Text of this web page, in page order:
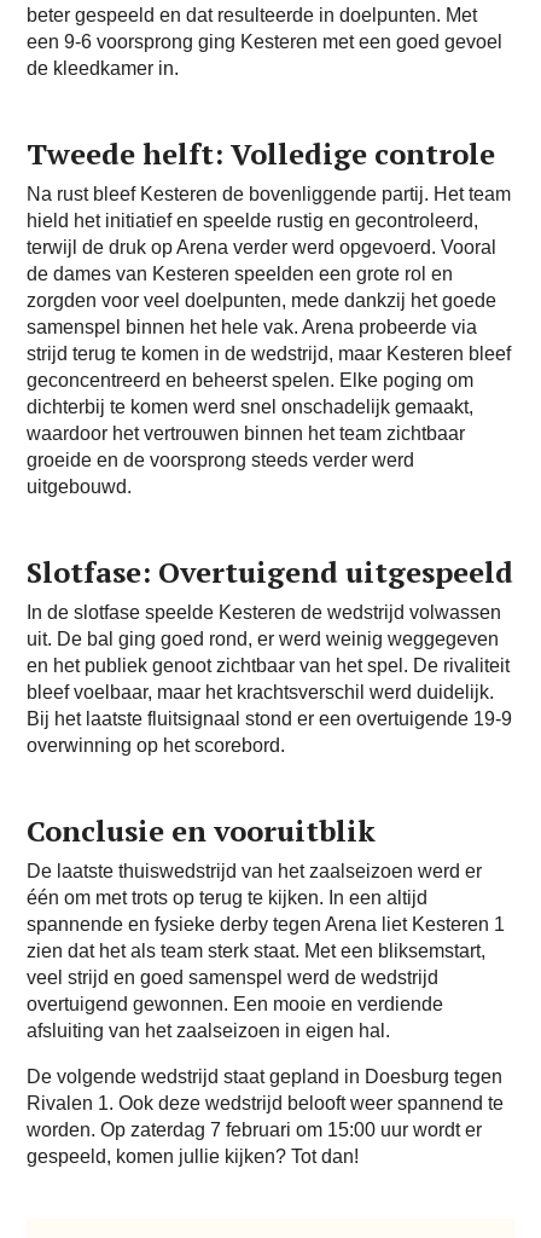
beter gespeeld en dat resulteerde in doelpunten. Met
een 9-6 voorsprong ging Kesteren met een goed gevoel
de kleedkamer in.
Tweede helft: Volledige controle
Na rust bleef Kesteren de bovenliggende partij. Het team
hield het initiatief en speelde rustig en gecontroleerd,
terwijl de druk op Arena verder werd opgevoerd. Vooral
de dames van Kesteren speelden een grote rol en
zorgden voor veel doelpunten, mede dankzij het goede
samenspel binnen het hele vak. Arena probeerde via
strijd terug te komen in de wedstrijd, maar Kesteren bleef
geconcentreerd en beheerst spelen. Elke poging om
dichterbij te komen werd snel onschadelijk gemaakt,
waardoor het vertrouwen binnen het team zichtbaar
groeide en de voorsprong steeds verder werd
uitgebouwd.
Slotfase: Overtuigend uitgespeeld
In de slotfase speelde Kesteren de wedstrijd volwassen
uit. De bal ging goed rond, er werd weinig weggegeven
en het publiek genoot zichtbaar van het spel. De rivaliteit
bleef voelbaar, maar het krachtsverschil werd duidelijk.
Bij het laatste fluitsignaal stond er een overtuigende 19-9
overwinning op het scorebord.
Conclusie en vooruitblik
De laatste thuiswedstrijd van het zaalseizoen werd er
één om met trots op terug te kijken. In een altijd
spannende en fysieke derby tegen Arena liet Kesteren 1
zien dat het als team sterk staat. Met een bliksemstart,
veel strijd en goed samenspel werd de wedstrijd
overtuigend gewonnen. Een mooie en verdiende
afsluiting van het zaalseizoen in eigen hal.
De volgende wedstrijd staat gepland in Doesburg tegen
Rivalen 1. Ook deze wedstrijd belooft weer spannend te
worden. Op zaterdag 7 februari om 15:00 uur wordt er
gespeeld, komen jullie kijken? Tot dan!